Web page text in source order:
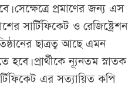
সেক্ষেত্রে প্রমাণের জন্য এস
সার্টিফিকেট ও রেজিষ্ট্রেশন
ছাত্রত্ব আছে এমন
প্রার্থীকে ন্যূনতম স্নাতক
এর সত্যায়িত কপি